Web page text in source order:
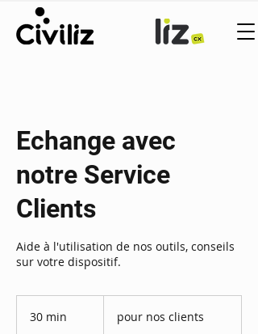
Echange avec
notre Service
Clients
Aide à l'utilisation de nos outils, conseils
sur votre dispositif.
30 min
clientspour nos clients